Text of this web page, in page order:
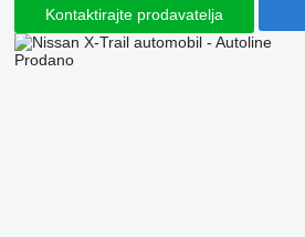
Kontaktirajte prodavatelja
Prodano